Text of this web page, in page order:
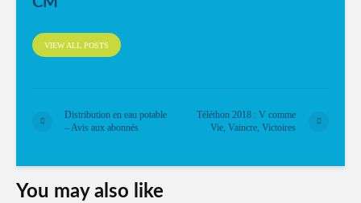
VIEW ALL POSTS
Distribution en eau potable
– Avis aux abonnés
Téléthon 2018 : V comme
Vie, Vaincre, Victoires
You may also like